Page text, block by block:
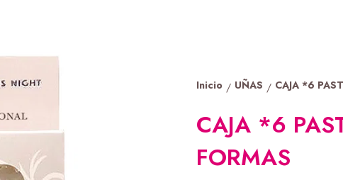
Inicio / UÑAS / CAJA *6
CAJA *6
FORMAS